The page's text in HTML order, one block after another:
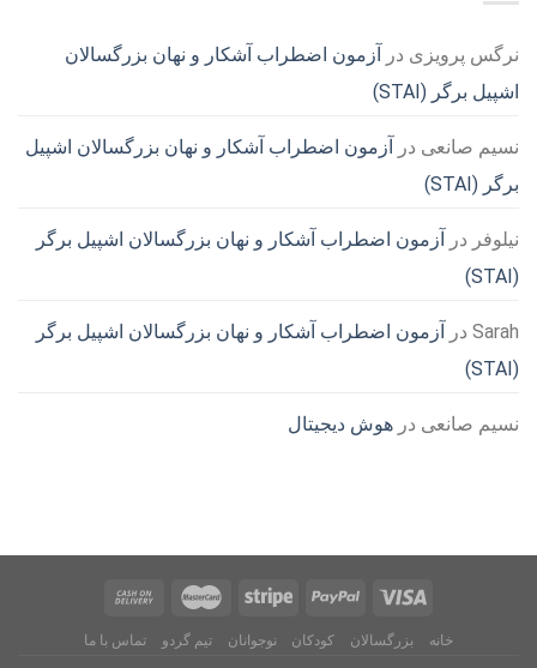
نرگس پرویزی در آزمون اضطراب آشکار و نهان بزرگسالان
اشپیل برگر (STAI)
نسیم صانعی در آزمون اضطراب آشکار و نهان بزرگسالان اشپیل
برگر (STAI)
نیلوفر در آزمون اضطراب آشکار و نهان بزرگسالان اشپیل برگر
(STAI)
Sarah در آزمون اضطراب آشکار و نهان بزرگسالان اشپیل برگر
(STAI)
نسیم صانعی در هوش دیجیتال
خانه بزرگسالان کودکان نوجوانان تیم گردو تماس با ما